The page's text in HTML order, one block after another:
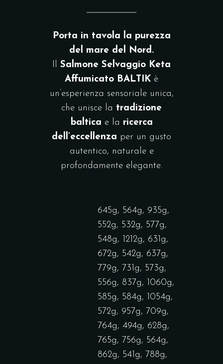
Porta in tavola la purezza
del mare del Nord.
Il Salmone Selvaggio Keta
Affumicato BALTIK è
un’esperienza sensoriale unica,
che unisce la tradizione
baltica e la ricerca
dell’eccellenza per un gusto
autentico, naturale e
profondamente elegante.
645g, 564g, 935g,
552g, 532g, 577g,
548g, 1212g, 631g,
672g, 542g, 637g,
779g, 731g, 573g,
556g, 837g, 1060g,
585g, 584g, 1054g,
572g, 957g, 709g,
764g, 494g, 628g,
765g, 756g, 564g,
862g, 541g, 788g,